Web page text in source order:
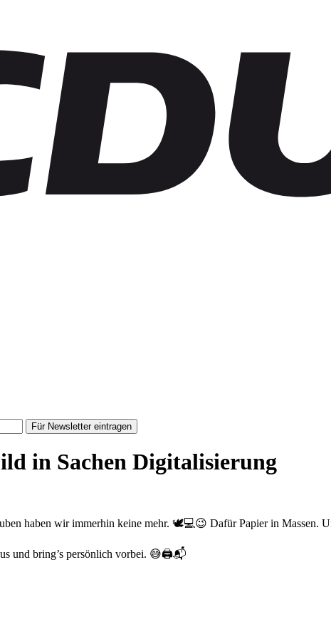
Für Newsletter eintragen
in Sachen Digitalisierung
haben wir immerhin keine mehr. 🕊️💻😉 Dafür Papier in Massen.
und bring’s persönlich vorbei. 😅🖨️📬